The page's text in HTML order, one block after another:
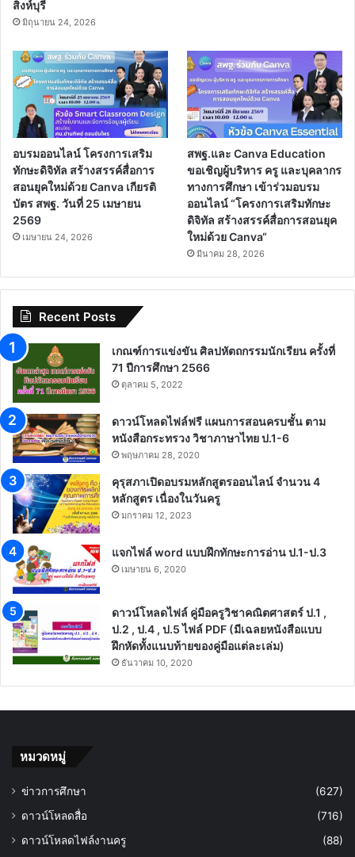
สิงห์บุรี
มิถุนายน 24, 2026
อบรมออนไลน์ โครงการเสริม
ทักษะดิจิทัล สร้างสรรค์สื่อการ
สอนยุคใหม่ด้วย Canva เกียรติ
บัตร สพฐ. วันที่ 25 เมษายน
2569
เมษายน 24, 2026
สพฐ.และ Canva Education
ขอเชิญผู้บริหาร ครู และบุคลากร
ทางการศึกษา เข้าร่วมอบรม
ออนไลน์ “โครงการเสริมทักษะ
ดิจิทัล สร้างสรรค์สื่อการสอนยุค
ใหม่ด้วย Canva“
มีนาคม 28, 2026
Recent Posts
เกณฑ์การแข่งขัน ศิลปหัตถกรรมนักเรียน ครั้งที่
71 ปีการศึกษา 2566
ตุลาคม 5, 2022
ดาวน์โหลดไฟล์ฟรี แผนการสอนครบชั้น ตาม
หนังสือกระทรวง วิชาภาษาไทย ป.1-6
พฤษภาคม 28, 2020
คุรุสภาเปิดอบรมหลักสูตรออนไลน์ จำนวน 4
หลักสูตร เนื่องในวันครู
มกราคม 12, 2023
แจกไฟล์ word แบบฝึกทักษะการอ่าน ป.1-ป.3
เมษายน 6, 2020
ดาวน์โหลดไฟล์ คู่มือครูวิชาคณิตศาสตร์ ป.1 ,
ป.2 , ป.4 , ป.5 ไฟล์ PDF (มีเฉลยหนังสือแบบ
ฝึกหัดทั้งแนบท้ายของคู่มือแต่ละเล่ม)
ธันวาคม 10, 2020
หมวดหมู่
ข่าวการศึกษา
(627)
ดาวน์โหลดสื่อ
(716)
ดาวน์โหลดไฟล์งานครู
(88)